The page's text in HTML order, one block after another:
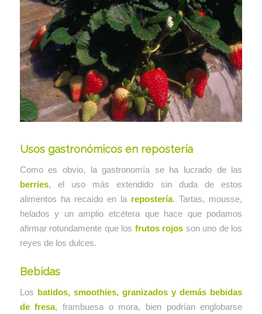
Usos gastronómicos en repostería
Como es obvio, la gastronomía se ha lucrado de las
berries, el uso más extendido sin duda de estos
alimentos ha recaído en la repostería. Tartas, mousse,
helados y un amplio etcétera que hace que podamos
afirmar rotundamente que los frutos rojos son uno de los
reyes de los dulces.
Bebidas
Los batidos, smoothies, granizados y demás bebidas
de fresa, frambuesa o mora, bien podrían englobarse